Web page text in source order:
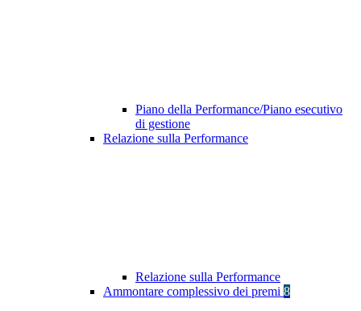
Piano della Performance/Piano esecutivo
di gestione
Relazione sulla Performance
Relazione sulla Performance
Ammontare complessivo dei premi 8